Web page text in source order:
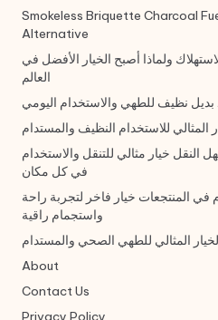
Smokeless Briquette Charcoal
Alternative
ولماذا أصبح الخيار الأفضل في
العالم
بديل نظيف للطهي والاستخدام اليومي
المثالي للاستخدام النظيف والمستدام
خيار مثالي للتنقل والاستخدام
في كل مكان
في المنتجعات خيار فاخر لتجربة راحة
واستجمام راقية
المثالي للطهي الصحي والمستدام
About
Contact Us
Privacy Policy